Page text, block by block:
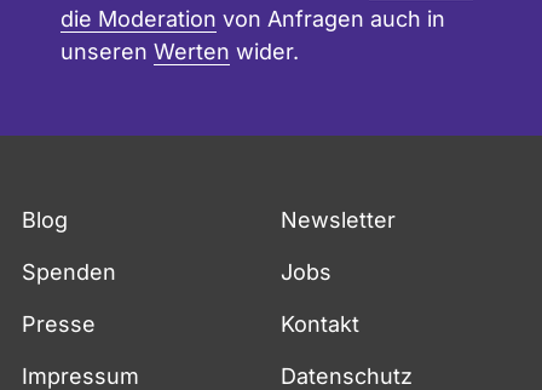
die Moderation von Anfragen auch in
unseren Werten wider.
Blog Newsletter
Spenden Jobs
Presse Kontakt
Impressum Datenschutz